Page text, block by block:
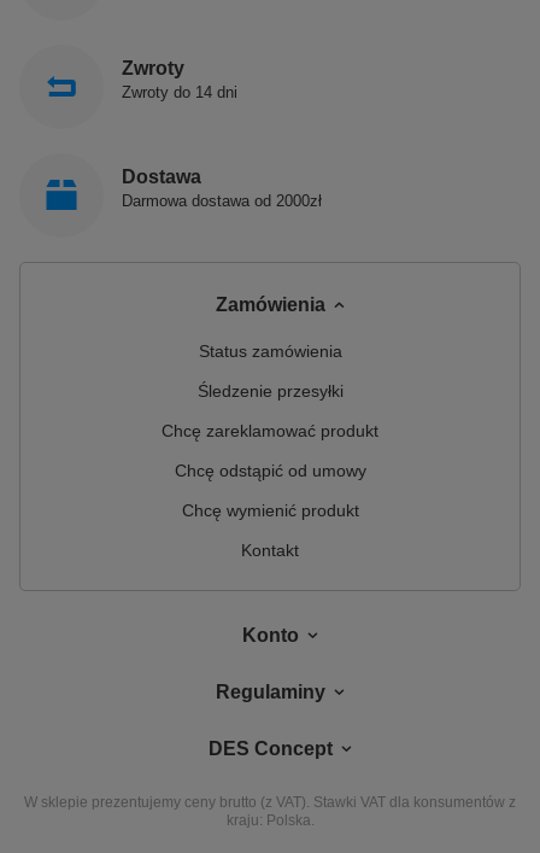
Zwroty
Zwroty do 14 dni
Dostawa
Darmowa dostawa od 2000zł
Zamówienia
Status zamówienia
Śledzenie przesyłki
Chcę zareklamować produkt
Chcę odstąpić od umowy
Chcę wymienić produkt
Kontakt
Konto
Regulaminy
DES Concept
W sklepie prezentujemy ceny brutto (z VAT). Stawki VAT dla konsumentów z
kraju: Polska.